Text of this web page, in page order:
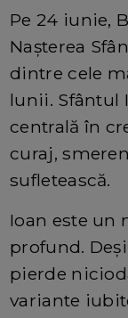
Pe 24 iunie,
Nașterea
dintre cele
lunii. Sfântul
centrală în
curaj,
sufletească.
Ioan este un
profund.
pierde
variante